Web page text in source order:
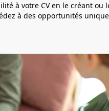
à votre CV en le créant ou
à des opportunités